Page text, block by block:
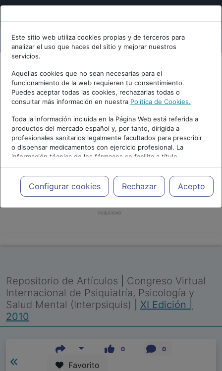
Este sitio web utiliza cookies propias y de terceros para
analizar el uso que haces del sitio y mejorar nuestros
servicios.
Aquellas cookies que no sean necesarias para el
funcionamiento de la web requieren tu consentimiento.
Puedes aceptar todas las cookies, rechazarlas todas o
consultar más información en nuestra Política de Cookies.
Toda la información incluida en la Página Web está referida a
productos del mercado español y, por tanto, dirigida a
profesionales sanitarios legalmente facultados para prescribir
o dispensar medicamentos con ejercicio profesional. La
información técnica de los fármacos se facilita a título
meramente informativo, siendo responsabilidad de los
profesionales facultados prescribir medicamentos y decidir, en
cada caso concreto, el tratamiento más adecuado a las
necesidades del paciente.
Configurar cookies Rechazar Acepto
PUBLICIDAD
Repositorio de Artículos
Congreso Virtual
Internacional de Psiquiatría, Psicología y
Salud Mental (Interpsiquis)
XI Edición |
2010
0 0
Favorito